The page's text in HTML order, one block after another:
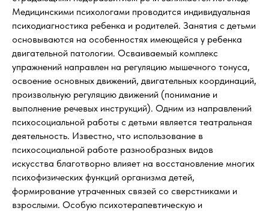
Медицинскими психологами проводится индивидуальная
психодиагностика ребенка и родителей. Занятия с детьми
основываются на особенностях имеющейся у ребенка
двигательной патологии. Осваиваемый комплекс
упражнений направлен на регуляцию мышечного тонуса,
освоение основных движений, двигательных координаций,
произвольную регуляцию движений (понимание и
выполнение речевых инструкций). Одним из направлений
психосоциальной работы с детьми является театральная
деятельность. Известно, что использование в
психосоциальной работе разнообразных видов
искусства благотворно влияет на восстановление многих
психофизических функций организма детей,
формирование утраченных связей со сверстниками и
взрослыми. Особую психотерапевтическую и